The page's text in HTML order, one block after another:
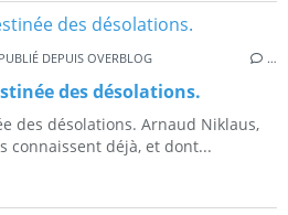
PUBLIÉ DEPUIS OVERBLOG …
des désolations.
des désolations. Arnaud Niklaus,
connaissent déjà, et dont...